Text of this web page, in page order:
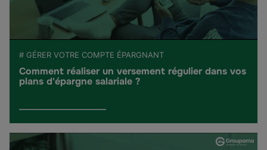
# GÉRER VOTRE COMPTE ÉPARGNANT
Comment réaliser un versement régulier dans vos
plans d'épargne salariale ?